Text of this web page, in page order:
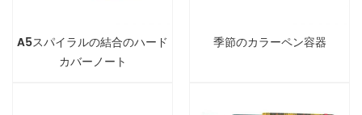
A5スパイラルの結合のハード
カバーノート
季節のカラーペン容器